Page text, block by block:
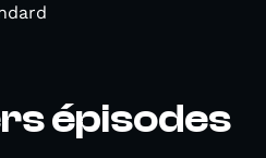
épisodes